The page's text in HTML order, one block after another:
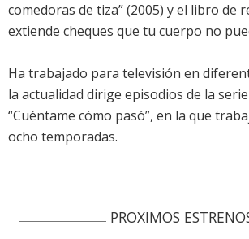
comedoras de tiza” (2005) y el libro de
extiende cheques que tu cuerpo no
Ha trabajado para televisión en
la actualidad dirige episodios de la serie
“Cuéntame cómo pasó”, en la que
ocho temporadas.
PROXIMOS